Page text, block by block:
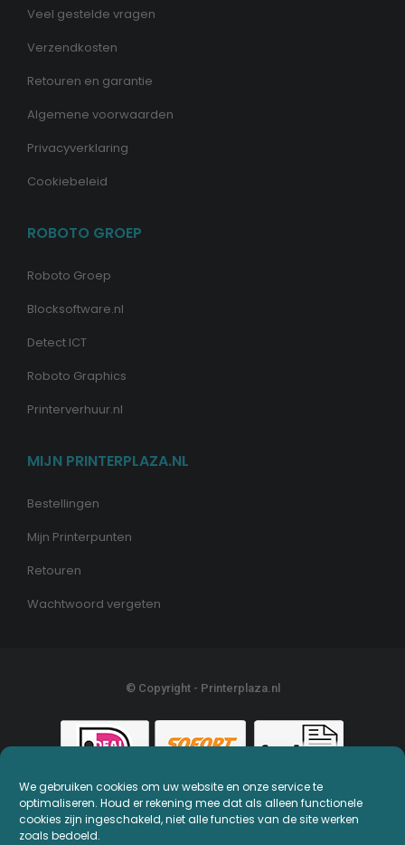
We gebruiken cookies om uw website en onze service te
optimaliseren. Houd er rekening mee dat als alleen functionele
cookies zijn ingeschakeld, niet alle functies van de site werken
zoals bedoeld.
Veel gestelde vragen
Verzendkosten
Retouren en garantie
Algemene voorwaarden
Privacyverklaring
Cookiebeleid
ROBOTO GROEP
Roboto Groep
Blocksoftware.nl
Detect ICT
Roboto Graphics
Printerverhuur.nl
MIJN PRINTERPLAZA.NL
Bestellingen
Mijn Printerpunten
Retouren
Wachtwoord vergeten
© Copyright - Printerplaza.nl